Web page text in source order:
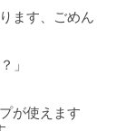
ます、ごめん
」
が使えます